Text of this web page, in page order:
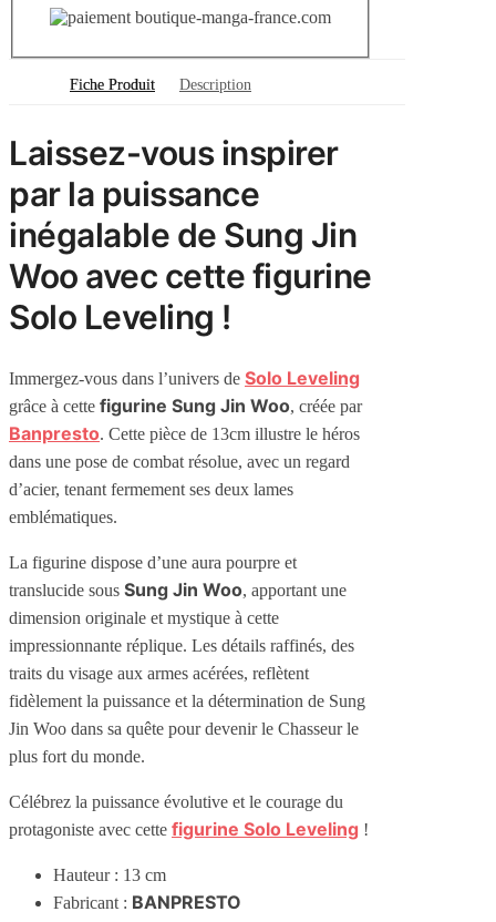
Fiche Produit Description
Laissez-vous inspirer
par la puissance
inégalable de Sung Jin
Woo avec cette figurine
Solo Leveling !
Immergez-vous dans l’univers de Solo Leveling
grâce à cette figurine Sung Jin Woo, créée par
Banpresto. Cette pièce de 13cm illustre le héros
dans une pose de combat résolue, avec un regard
d’acier, tenant fermement ses deux lames
emblématiques.
La figurine dispose d’une aura pourpre et
translucide sous Sung Jin Woo, apportant une
dimension originale et mystique à cette
impressionnante réplique. Les détails raffinés, des
traits du visage aux armes acérées, reflètent
fidèlement la puissance et la détermination de Sung
Jin Woo dans sa quête pour devenir le Chasseur le
plus fort du monde.
Célébrez la puissance évolutive et le courage du
protagoniste avec cette figurine Solo Leveling !
Hauteur : 13 cm
Fabricant : BANPRESTO